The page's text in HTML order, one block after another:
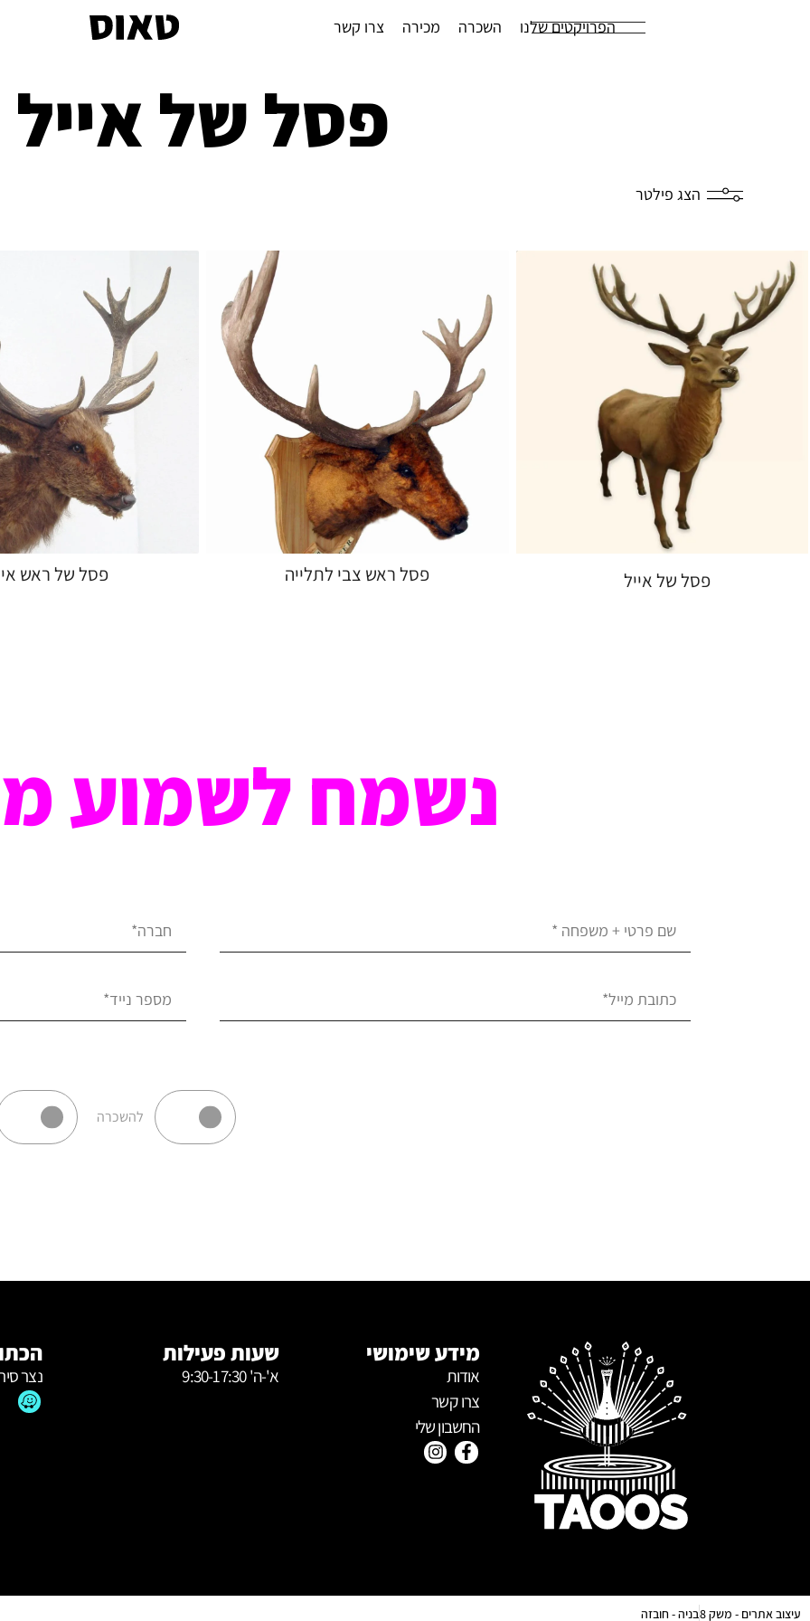
הפרויקטים שלנו השכרה מכירה צרו קשר
פסל של אייל
הצג פילטר
פסל של אייל פסל ראש צבי לתלייה פסל של ראש
נשמח לשמוע
מידע שימושי
אודות
צרו קשר
החשבון שלי
שעות פעילות
א'-ה' 9:30-17:30 נצר
עיצוב אתרים - משק 8 בניה - חובזה